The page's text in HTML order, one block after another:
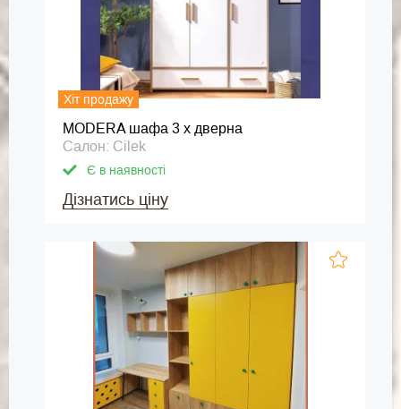
Хіт продажу
MODERA шафа 3 х дверна
Салон: Cilek
Є в наявності
Дізнатись ціну